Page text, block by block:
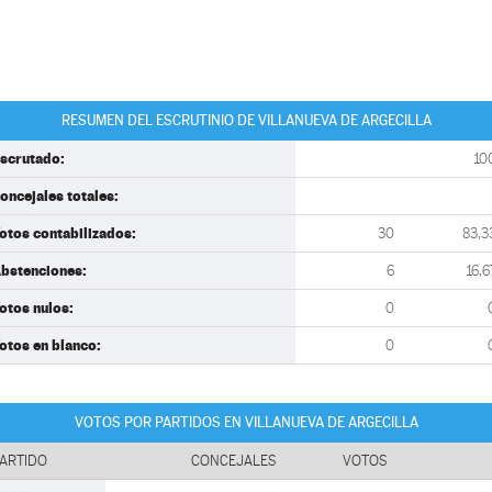
RESUMEN DEL ESCRUTINIO DE VILLANUEVA DE ARGECILLA
totales:
contabilizados: 30
6
nulos: 0
en blanco: 0
VOTOS POR PARTIDOS EN VILLANUEVA DE ARGECILLA
CONCEJALES VOTOS